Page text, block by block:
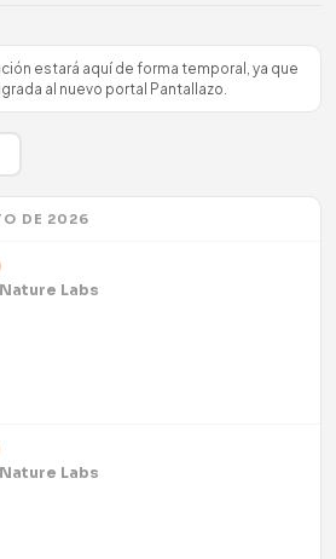
estará aquí de forma temporal, ya que
al nuevo portal Pantallazo.
DE 2026
Labs
Labs